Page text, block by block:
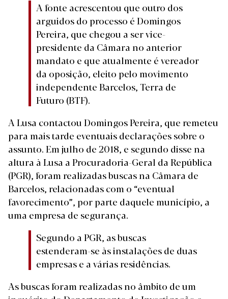
A fonte acrescentou que outro dos
arguidos do processo é Domingos
Pereira, que chegou a ser vice-
presidente da Câmara no anterior
mandato e que atualmente é vereador
da oposição, eleito pelo movimento
independente Barcelos, Terra de
Futuro (BTF).
A Lusa contactou Domingos Pereira, que remeteu
para mais tarde eventuais declarações sobre o
assunto. Em julho de 2018, e segundo disse na
altura à Lusa a Procuradoria-Geral da República
(PGR), foram realizadas buscas na Câmara de
Barcelos, relacionadas com o “eventual
favorecimento”, por parte daquele município, a
uma empresa de segurança.
Segundo a PGR, as buscas
estenderam-se às instalações de duas
empresas e a várias residências.
Asbuscas foram realizadas no âmbito de um